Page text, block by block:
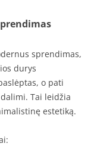
sprendimas,
durys
o pati
Tai leidžia
estetiką.